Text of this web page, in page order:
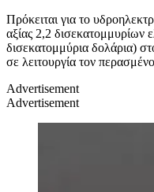
Πρόκειται για το
αξίας 2,2 δισεκατομμυρίων
δισεκατομμύρια δολάρια)
σε λειτουργία τον
Advertisement
Advertisement